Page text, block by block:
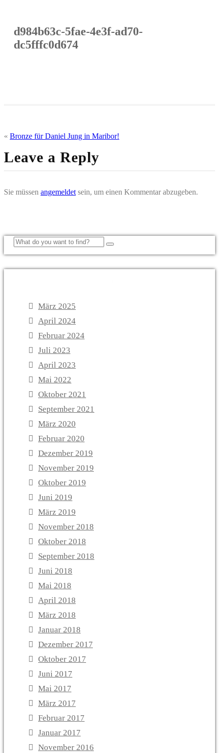
d984b63c-5fae-4e3f-ad70-
dc5fffc0d674
« Bronze für Daniel Jung in Maribor!
Leave a Reply
Sie müssen angemeldet sein, um einen Kommentar abzugeben.
März 2025
April 2024
Februar 2024
Juli 2023
April 2023
Mai 2022
Oktober 2021
September 2021
März 2020
Februar 2020
Dezember 2019
November 2019
Oktober 2019
Juni 2019
März 2019
November 2018
Oktober 2018
September 2018
Juni 2018
Mai 2018
April 2018
März 2018
Januar 2018
Dezember 2017
Oktober 2017
Juni 2017
Mai 2017
März 2017
Februar 2017
Januar 2017
November 2016